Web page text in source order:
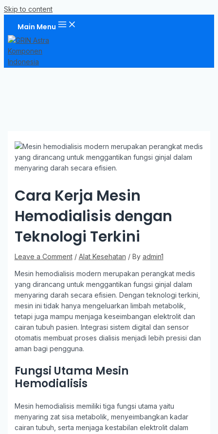
Skip to content
Main Menu
Cara Kerja Mesin
Hemodialisis dengan
Teknologi Terkini
Leave a Comment / Alat Kesehatan / By admin1
Mesin hemodialisis modern merupakan perangkat medis
yang dirancang untuk menggantikan fungsi ginjal dalam
menyaring darah secara efisien. Dengan teknologi terkini,
mesin ini tidak hanya mengeluarkan limbah metabolik,
tetapi juga mampu menjaga keseimbangan elektrolit dan
cairan tubuh pasien. Integrasi sistem digital dan sensor
otomatis membuat proses dialisis menjadi lebih presisi dan
aman bagi pengguna.
Fungsi Utama Mesin
Hemodialisis
Mesin hemodialisis memiliki tiga fungsi utama yaitu
menyaring zat sisa metabolik, menyeimbangkan kadar
cairan tubuh, serta menjaga kestabilan elektrolit dalam